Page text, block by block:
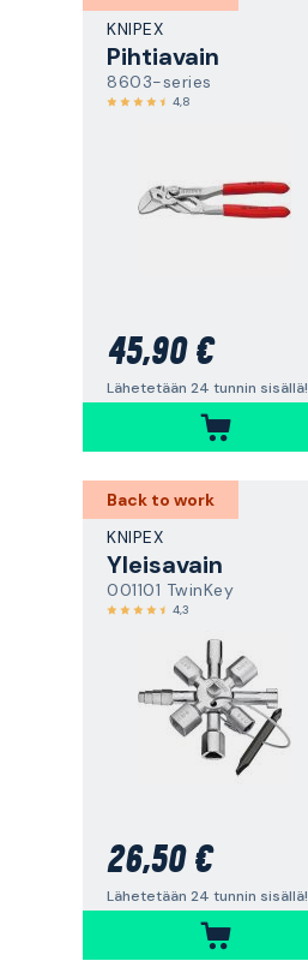
KNIPEX
Pihtiavain
8603-series
4,8
45,90 €
Lähetetään 24 tunnin sisällä!
Back to work
KNIPEX
Yleisavain
001101 TwinKey
4,3
26,50 €
Lähetetään 24 tunnin sisällä!